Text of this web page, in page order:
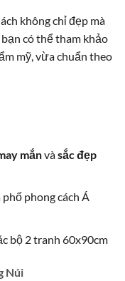
không chỉ đẹp mà
có thể tham khảo
mỹ, vừa chuẩn theo
mắnvàsắc đẹp
phong cách Á
bộ 2 tranh 60x90cm
Núi